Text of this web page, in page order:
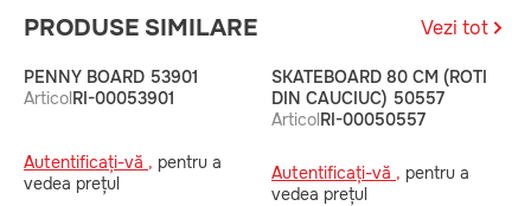
PRODUSE SIMILARE Vezi tot
PENNY BOARD 53901
ArticolRI-00053901
Autentificați-vă , pentru a
vedea prețul
SKATEBOARD 80 CM (ROTI
DIN CAUCIUC) 50557
ArticolRI-00050557
Autentificați-vă , pentru a
vedea prețul